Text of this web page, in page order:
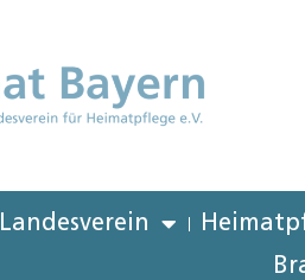
Landesverein